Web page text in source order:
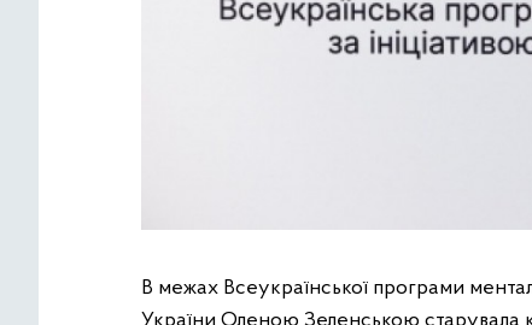
В межах Всеукраїнської програми